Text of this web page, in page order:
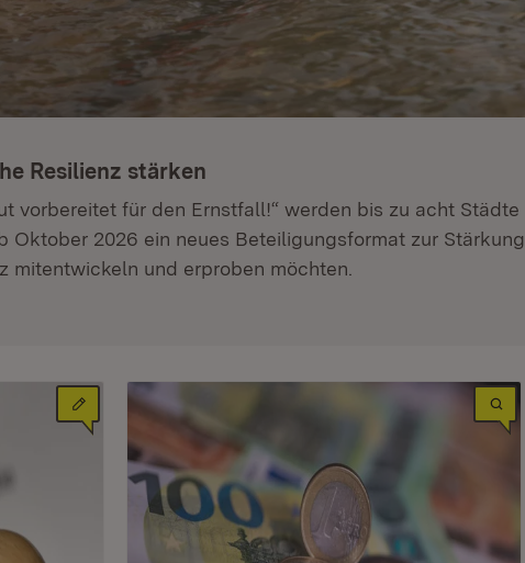
Resilienz stärken
vorbereitet für den Ernstfall!“ werden bis zu acht Städte
Oktober 2026 ein neues Beteiligungsformat zur Stärkung
mitentwickeln und erproben möchten.